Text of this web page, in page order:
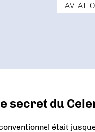
secret du
était